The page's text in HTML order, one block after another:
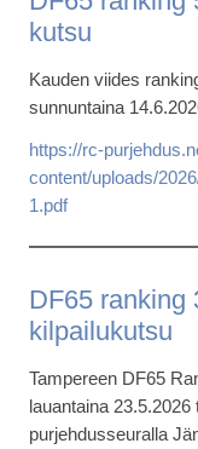
kutsu
Kauden viides
sunnuntaina
https://rc-
content/uploads/
1.pdf
DF65 ranking
kilpailukutsu
Tampereen DF65
lauantaina
purjehdusseuralla